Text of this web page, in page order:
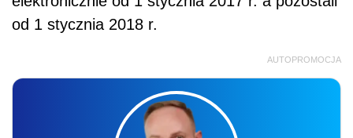
od 1 stycznia 2018 r.
AUTOPROMOCJA